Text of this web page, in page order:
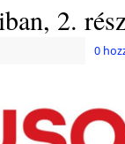
2.
0